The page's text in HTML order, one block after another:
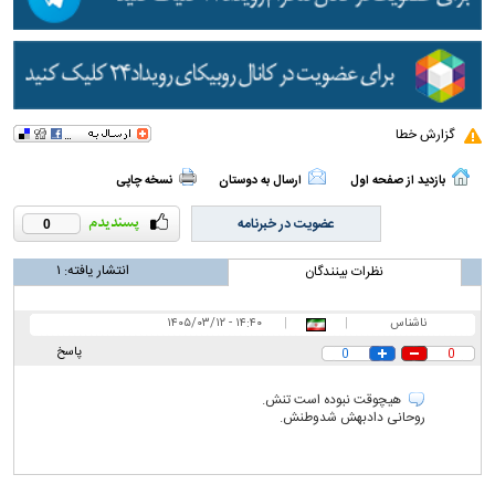
گزارش خطا
بازدید از صفحه اول ارسال به دوستان نسخه چاپی
0 عضویت در خبرنامه
نظرات بینندگان انتشار یافته: ۱
ناشناس |
|
۱۴:۴۰ - ۱۴۰۵/۰۳/۱۲
پاسخ
0
0
هیچوقت نبوده است تنش.
روحانی دادبهش شدوطنش.